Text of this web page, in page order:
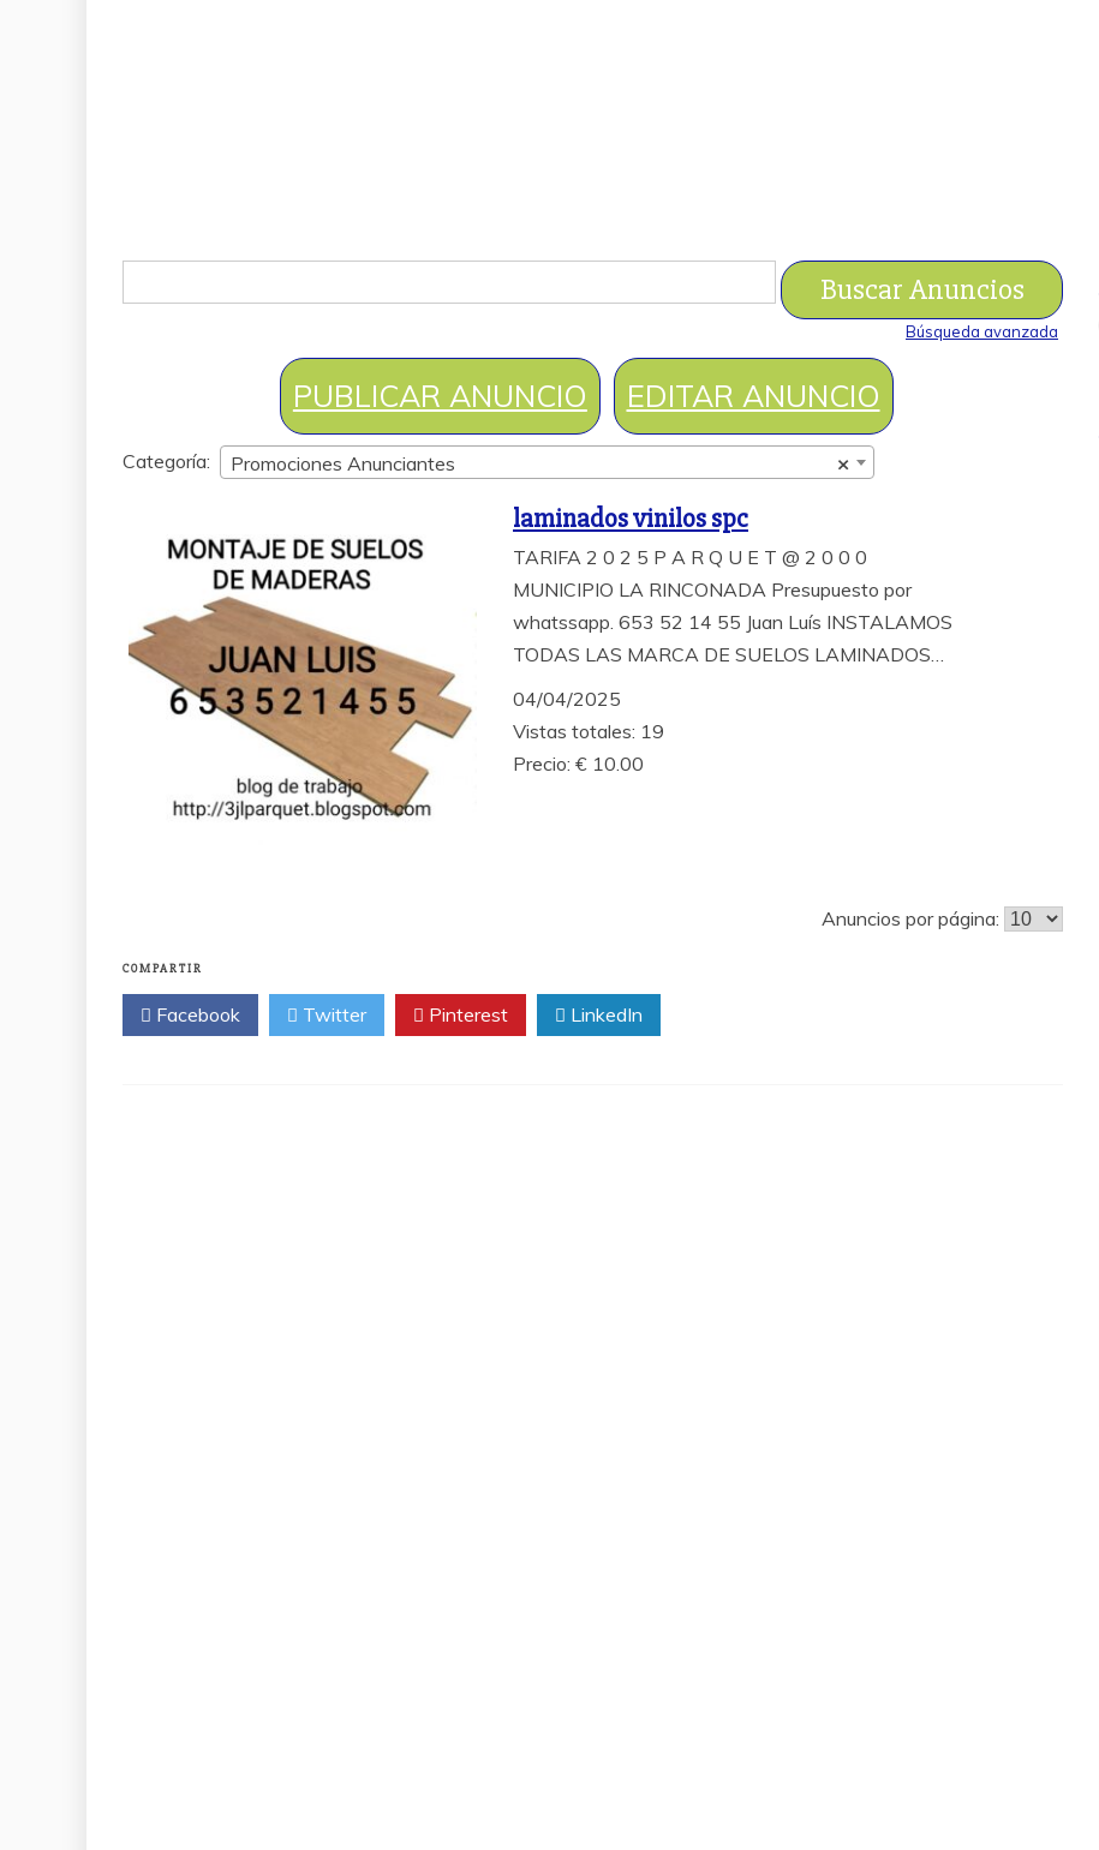
Búsqueda avanzada
PUBLICAR ANUNCIO EDITAR ANUNCIO
Categoría: ×
Promociones Anunciantes
laminados vinilos spc
TARIFA 2 0 2 5 P A R Q U E T @ 2 0 0 0
MUNICIPIO LA RINCONADA Presupuesto por
whatssapp. 653 52 14 55 Juan Luís INSTALAMOS
TODAS LAS MARCA DE SUELOS LAMINADOS…
04/04/2025
Vistas totales: 19
Precio: € 10.00
Anuncios por página:
COMPARTIR
Facebook Twitter Pinterest LinkedIn